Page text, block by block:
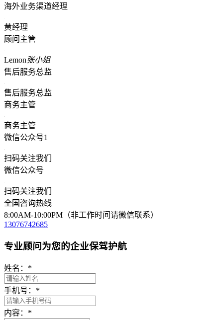
海外业务渠道经理
黄经理
顾问主管
Lemon张小姐
售后服务总监
售后服务总监
商务主管
商务主管
微信公众号1
扫码关注我们
微信公众号
扫码关注我们
全国咨询热线
8:00AM-10:00PM（非工作时间请微信联系）
13076742685
专业顾问为您的企业保驾护航
姓名： *
手机号： *
内容： *